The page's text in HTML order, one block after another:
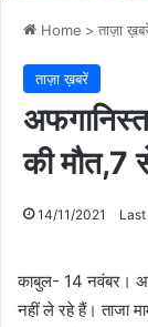
Home > ताज़ा
ताज़ा ख़बरें
की मौत,7
14/11/2021
काबुल- 14 नवंबर।
नहीं ले रहे हैं। ताजा